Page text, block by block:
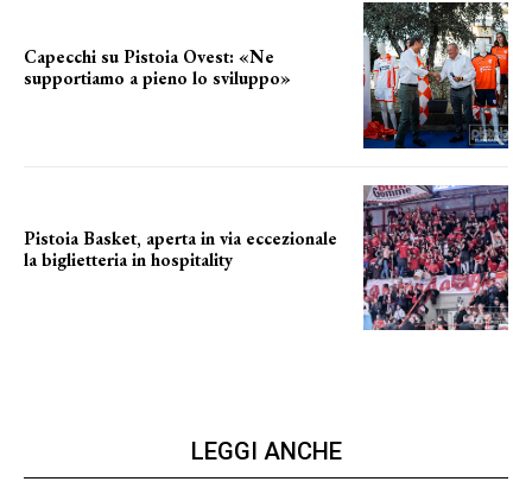
Capecchi su Pistoia Ovest: «Ne
supportiamo a pieno lo sviluppo»
Pistoia Basket, aperta in via eccezionale
la biglietteria in hospitality
LEGGI ANCHE